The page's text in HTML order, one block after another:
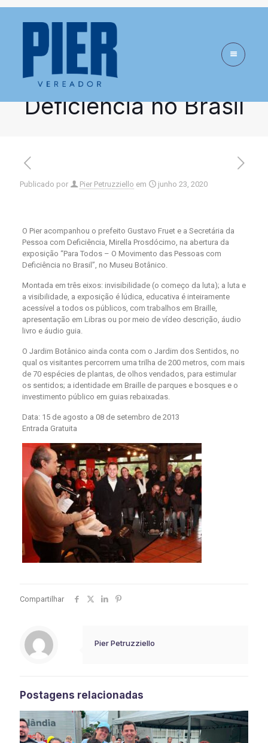
Para Todos – O
Movimento das
Pessoas com
Deficiência no Brasil
Publicado por Pier Petruzziello em junho 23, 2020
O Pier acompanhou o prefeito Gustavo Fruet e a Secretária da
Pessoa com Deficiência, Mirella Prosdócimo, na abertura da
exposição “Para Todos – O Movimento das Pessoas com
Deficiência no Brasil”, no Museu Botânico.
Montada em três eixos: invisibilidade (o começo da luta); a luta e
a visibilidade, a exposição é lúdica, educativa é inteiramente
acessível a todos os públicos, com trabalhos em Braille,
apresentação em Libras ou por meio de vídeo descrição, áudio
livro e áudio guia.
O Jardim Botânico ainda conta com o Jardim dos Sentidos, no
qual os visitantes percorrem uma trilha de 200 metros, com mais
de 70 espécies de plantas, de olhos vendados, para estimular
os sentidos; a identidade em Braille de parques e bosques e o
investimento público em guias rebaixadas.
Data: 15 de agosto a 08 de setembro de 2013
Entrada Gratuita
Compartilhar
Pier Petruzziello
Postagens relacionadas